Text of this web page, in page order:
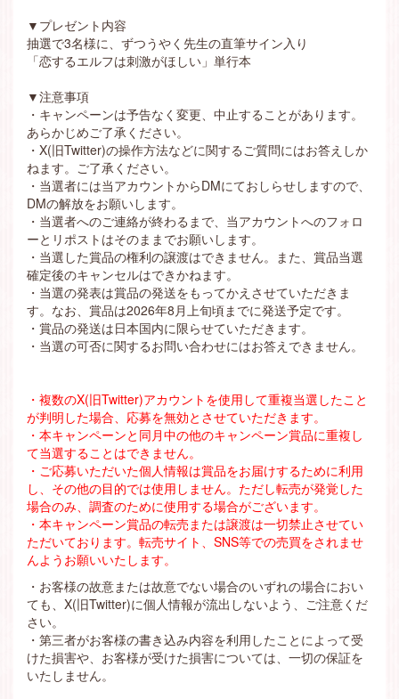
▼プレゼント内容
抽選で3名様に、ずつうやく先生の直筆サイン入り
「恋するエルフは刺激がほしい」単行本
▼注意事項
・キャンペーンは予告なく変更、中止することがあります。
あらかじめご了承ください。
・X(旧Twitter)の操作方法などに関するご質問にはお答えしか
ねます。ご了承ください。
・当選者には当アカウントからDMにておしらせしますので、
DMの解放をお願いします。
・当選者へのご連絡が終わるまで、当アカウントへのフォロ
ーとリポストはそのままでお願いします。
・当選した賞品の権利の譲渡はできません。また、賞品当選
確定後のキャンセルはできかねます。
・当選の発表は賞品の発送をもってかえさせていただきま
す。なお、賞品は2026年8月上旬頃までに発送予定です。
・賞品の発送は日本国内に限らせていただきます。
・当選の可否に関するお問い合わせにはお答えできません。
・複数のX(旧Twitter)アカウントを使用して重複当選したこと
が判明した場合、応募を無効とさせていただきます。
・本キャンペーンと同月中の他のキャンペーン賞品に重複し
て当選することはできません。
・ご応募いただいた個人情報は賞品をお届けするために利用
し、その他の目的では使用しません。ただし転売が発覚した
場合のみ、調査のために使用する場合がございます。
・本キャンペーン賞品の転売または譲渡は一切禁止させてい
ただいております。転売サイト、SNS等での売買をされませ
んようお願いいたします。
・お客様の故意または故意でない場合のいずれの場合におい
ても、X(旧Twitter)に個人情報が流出しないよう、ご注意くだ
さい。
・第三者がお客様の書き込み内容を利用したことによって受
けた損害や、お客様が受けた損害については、一切の保証を
いたしません。